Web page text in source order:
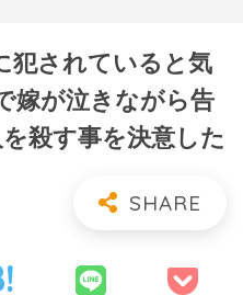
犯されていると気
嫁が泣きながら告
殺す事を決意した